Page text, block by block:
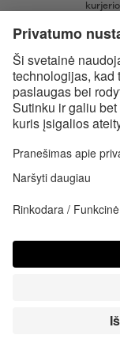
* Žodinis prekių
SIG, Inc.“ prekių
įmonėje
„Apple“, „Apple“
ženklai. „Google Play“